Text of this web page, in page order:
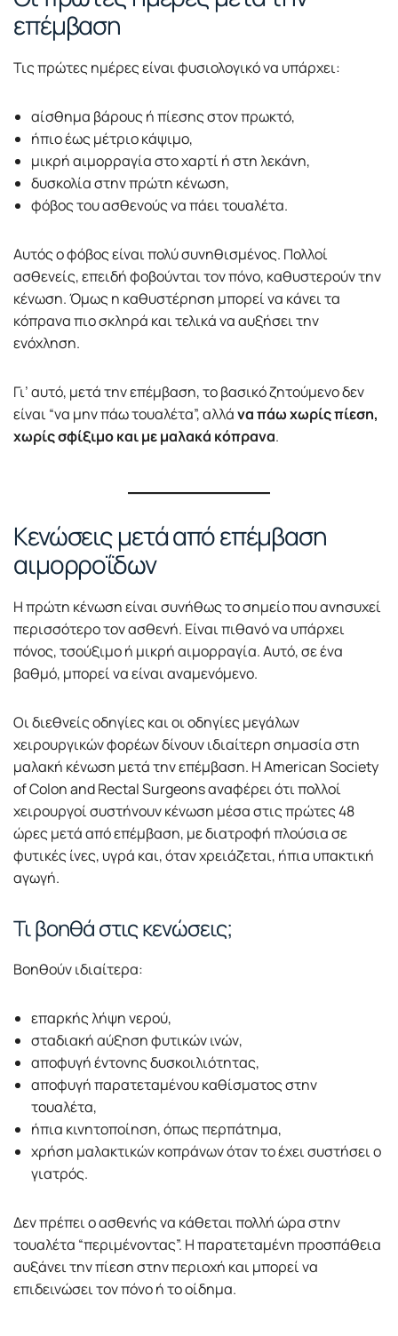
επέμβαση
Τις πρώτες ημέρες είναι φυσιολογικό να υπάρχει:
αίσθημα βάρους ή πίεσης στον πρωκτό,
ήπιο έως μέτριο κάψιμο,
μικρή αιμορραγία στο χαρτί ή στη λεκάνη,
δυσκολία στην πρώτη κένωση,
φόβος του ασθενούς να πάει τουαλέτα.
Αυτός ο φόβος είναι πολύ συνηθισμένος. Πολλοί
ασθενείς, επειδή φοβούνται τον πόνο, καθυστερούν την
κένωση. Όμως η καθυστέρηση μπορεί να κάνει τα
κόπρανα πιο σκληρά και τελικά να αυξήσει την
ενόχληση.
Γι’ αυτό, μετά την επέμβαση, το βασικό ζητούμενο δεν
είναι “να μην πάω τουαλέτα”, αλλάνα πάω χωρίς πίεση,
χωρίς σφίξιμο και με μαλακά κόπρανα.
Κενώσεις μετά από επέμβαση
αιμορροΐδων
Η πρώτη κένωση είναι συνήθως το σημείο που ανησυχεί
περισσότερο τον ασθενή. Είναι πιθανό να υπάρχει
πόνος, τσούξιμο ή μικρή αιμορραγία. Αυτό, σε ένα
βαθμό, μπορεί να είναι αναμενόμενο.
Οι διεθνείς οδηγίες και οι οδηγίες μεγάλων
χειρουργικών φορέων δίνουν ιδιαίτερη σημασία στη
μαλακή κένωση μετά την επέμβαση. Η American Society
of Colon and Rectal Surgeons αναφέρει ότι πολλοί
χειρουργοί συστήνουν κένωση μέσα στις πρώτες 48
ώρες μετά από επέμβαση, με διατροφή πλούσια σε
φυτικές ίνες, υγρά και, όταν χρειάζεται, ήπια υπακτική
αγωγή.
Τι βοηθά στις κενώσεις;
Βοηθούν ιδιαίτερα:
επαρκής λήψη νερού,
σταδιακή αύξηση φυτικών ινών,
αποφυγή έντονης δυσκοιλιότητας,
αποφυγή παρατεταμένου καθίσματος στην
τουαλέτα,
ήπια κινητοποίηση, όπως περπάτημα,
χρήση μαλακτικών κοπράνων όταν το έχει συστήσει ο
γιατρός.
Δεν πρέπει ο ασθενής να κάθεται πολλή ώρα στην
τουαλέτα “περιμένοντας”. Η παρατεταμένη προσπάθεια
αυξάνει την πίεση στην περιοχή και μπορεί να
επιδεινώσει τον πόνο ή το οίδημα.